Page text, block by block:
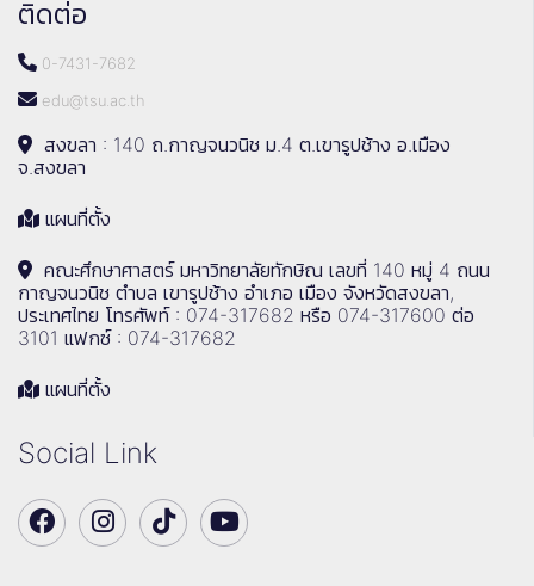
ติดต่อ
0-7431-7682
edu@tsu.ac.th
สงขลา : 140 ถ.กาญจนวนิช ม.4 ต.เขารูปช้าง อ.เมือง
จ.สงขลา
แผนที่ตั้ง
คณะศึกษาศาสตร์ มหาวิทยาลัยทักษิณ เลขที่ 140 หมู่ 4 ถนน
กาญจนวนิช ตำบล เขารูปช้าง อำเภอ เมือง จังหวัดสงขลา,
ประเทศไทย โทรศัพท์ : 074-317682 หรือ 074-317600 ต่อ
3101 แฟกซ์ : 074-317682
แผนที่ตั้ง
Social Link